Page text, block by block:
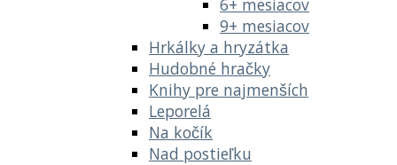
6+ mesiacov
9+ mesiacov
Hrkálky a hryzátka
Hudobné hračky
Knihy pre najmenších
Leporelá
Na kočík
Nad postieľku